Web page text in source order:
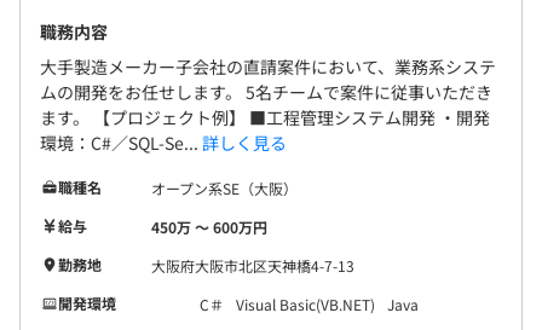
職務内容
大手製造メーカー子会社の直請案件において、業務系システ
ムの開発をお任せします。 5名チームで案件に従事いただき
ます。 【プロジェクト例】 ■工程管理システム開発 ・開発
環境：C#／SQL-Se... 詳しく見る
職種名
オープン系SE（大阪）
給与
450万 〜 600万円
勤務地
大阪府大阪市北区天神橋4-7-13
開発環境
C＃ Visual Basic(VB.NET)
Java